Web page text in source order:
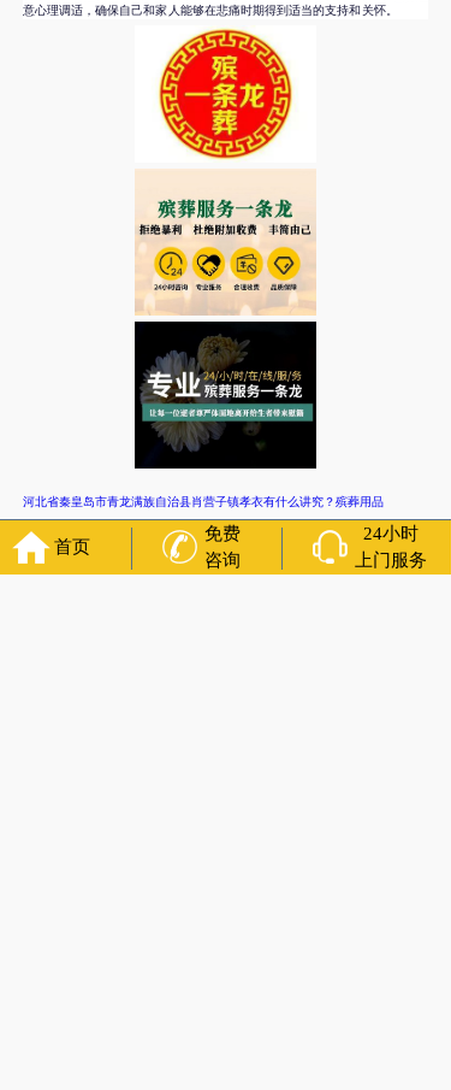
意心理调适，确保自己和家人能够在悲痛时期得到适当的支持和关怀。
河北省秦皇岛市青龙满族自治县肖营子镇孝衣有什么讲究？殡葬用品
上一篇: 河北省秦皇岛市卢龙县印庄镇助念厅租赁流程
下一篇:
首页
免费
咨询
24小时
上门服务